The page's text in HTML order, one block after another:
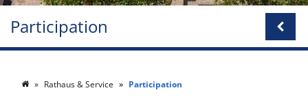
Participation
Rathaus & Service Participation